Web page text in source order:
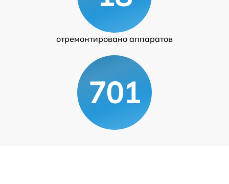
отремонтировано аппаратов
701